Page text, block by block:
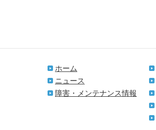
ホーム
ニュース
障害・メンテナンス情報